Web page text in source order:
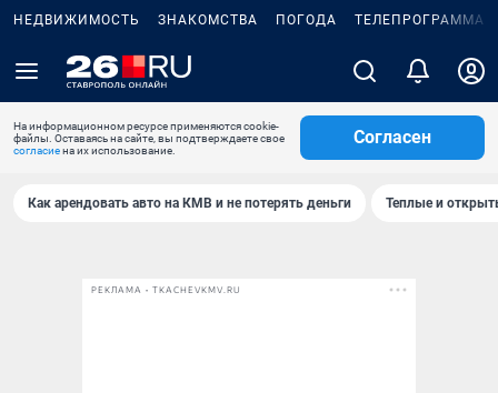
НЕДВИЖИМОСТЬ ЗНАКОМСТВА ПОГОДА ТЕЛЕПРОГРАММА
На информационном ресурсе применяются cookie-
файлы. Оставаясь на сайте, вы подтверждаете свое
согласиена их использование.
Согласен
Как арендовать авто на КМВ и не потерять деньги Теплые и
РЕКЛАМА • TKACHEVKMV.RU